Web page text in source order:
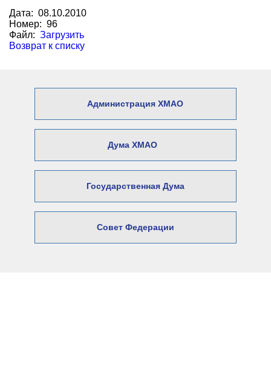
Дата: 08.10.2010
Номер: 96
Файл: Загрузить
Возврат к списку
Администрация ХМАО
Дума ХМАО
Государственная Дума
Совет Федерации